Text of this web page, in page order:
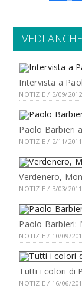
VEDI ANCHE
Intervista a
NOTIZIE / 5/09/2012
Paolo Barbieri
NOTIZIE / 2/11/2011
Verdenero,
NOTIZIE / 3/03/2011
Paolo Barbieri:
NOTIZIE / 10/09/
Tutti i colori di
NOTIZIE / 16/06/